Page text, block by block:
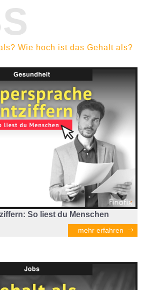
Wie hoch ist das Gehalt als?
So liest du Menschen
mehr erfahren